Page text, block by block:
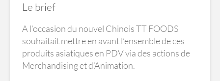
Le brief
A l’occasion du nouvel Chinois TT FOODS
souhaitait mettre en avant l’ensemble de ces
produits asiatiques en PDV via des actions de
Merchandising et d’Animation.